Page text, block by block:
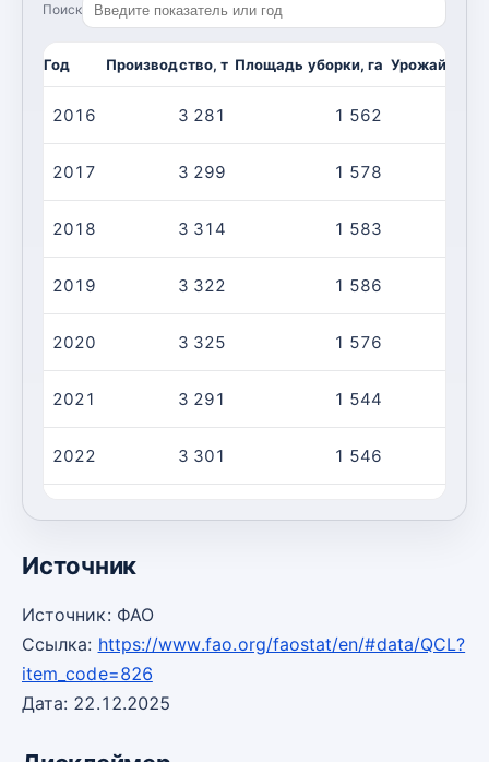
Поиск
Год Производство, т Площадь уборки, га
2016 3 281 1 562
2017 3 299 1 578
2018 3 314 1 583
2019 3 322 1 586
2020 3 325 1 576
2021 3 291 1 544
2022 3 301 1 546
Источник
Источник: ФАО
Ссылка: https://www.fao.org/faostat/en/#data/QCL?
item_code=826
Дата: 22.12.2025